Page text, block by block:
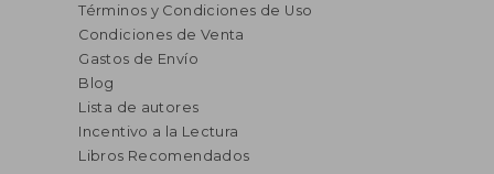
Términos y Condiciones de Uso
Condiciones de Venta
Gastos de Envío
Blog
Lista de autores
Incentivo a la Lectura
Libros Recomendados